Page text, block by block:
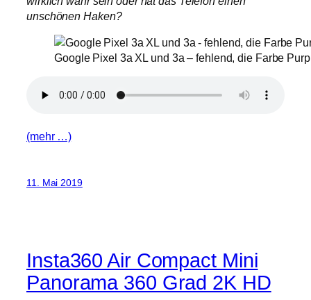
unschönen Haken?
Google Pixel 3a XL und 3a – fehlend, die Farbe
(mehr …)
11. Mai 2019
Insta360 Air Compact Mini
Panorama 360 Grad 2K HD